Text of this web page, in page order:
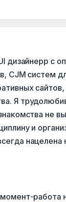
дизайнерр с
CJM систем
Я
не
и
нацелена
работа